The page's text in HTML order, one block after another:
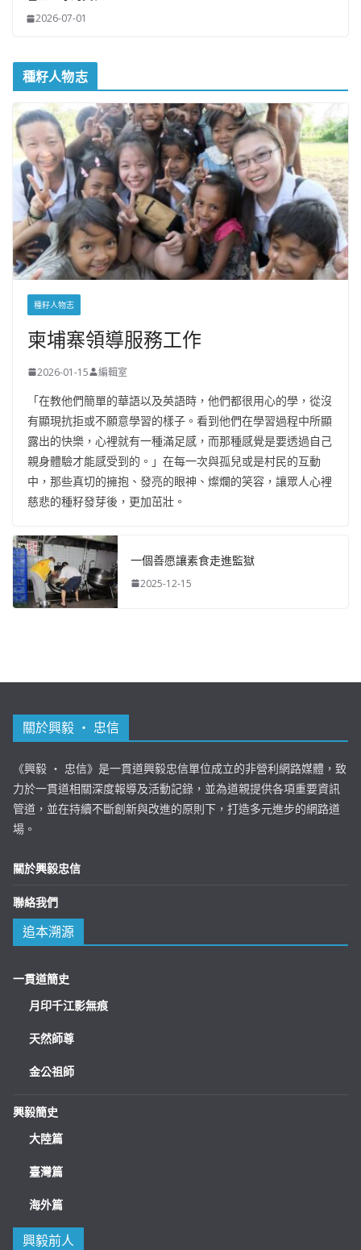
2026-07-01
種籽人物志
種籽人物志
柬埔寨領導服務工作
2026-01-15 編輯室
「在教他們簡單的華語以及英語時，他們都很用心的學，從沒
有顯現抗拒或不願意學習的樣子。看到他們在學習過程中所顯
露出的快樂，心裡就有一種滿足感，而那種感覺是要透過自己
親身體驗才能感受到的。」在每一次與孤兒或是村民的互動
中，那些真切的擁抱、發亮的眼神、燦爛的笑容，讓眾人心裡
慈悲的種籽發芽後，更加茁壯。
一個善愿讓素食走進監獄
2025-12-15
關於興毅 ‧ 忠信
《興毅 ‧ 忠信》是一貫道興毅忠信單位成立的非營利網路媒體，致
力於一貫道相關深度報導及活動記錄，並為道親提供各項重要資訊
管道，並在持續不斷創新與改進的原則下，打造多元進步的網路道
場。
關於興毅忠信
聯絡我們
追本溯源
一貫道簡史
月印千江影無痕
天然師尊
金公祖師
興毅簡史
大陸篇
臺灣篇
海外篇
興毅前人